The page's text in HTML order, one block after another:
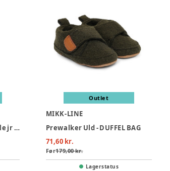
Stadil super poly tex støvle jr - 2448
Outlet
MIKK-LINE
Prewalker Uld - DUFFEL BAG
71,60 kr.
Før179,00 kr.
Lagerstatus